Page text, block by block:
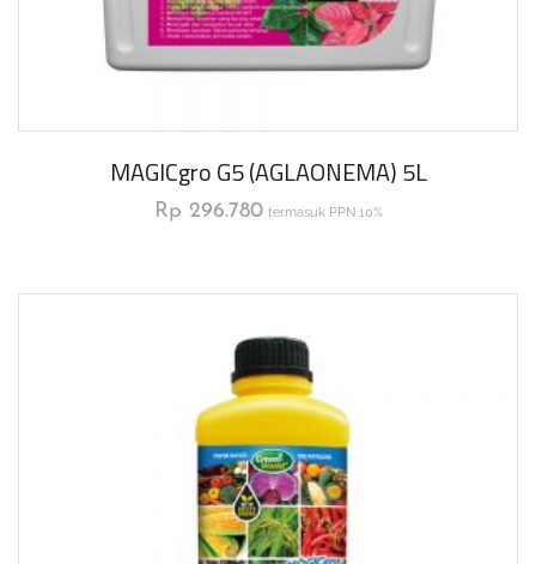
MAGICgro G5 (AGLAONEMA) 5L
Rp 296.780 termasuk PPN 10%